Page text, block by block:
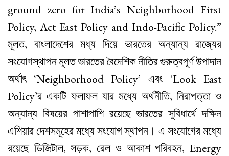
ground zero for India’s Neighborhood First
Policy, Act East Policy and Indo-Pacific Policy.”
মূলত, বাংলাদেশের মধ্য দিয়ে ভারতের অন্যান্য রাজ্যের
সংযোগস্থাপন মূলত ভারতের বৈদেশিক নীতির গুরুত্বপূর্ণ উপাদান
অর্থাৎ ‘Neighborhood Policy’ এবং ‘Look East
Policy’র একটি ফলাফল যার মধ্যে অর্থনীতি, নিরাপত্তা ও
অন্যান্য বিষয়ের পাশাপাশি রয়েছে ভারতের সুবিধার্থে দক্ষিন
এশিয়ার দেশসমূহের মধ্যে সংযোগ স্থাপন। এ সংযোগের মধ্যে
রয়েছে ডিজিটাল, সড়ক, রেল ও আকাশ পরিবহন, Energy